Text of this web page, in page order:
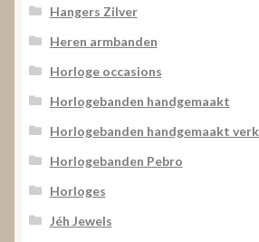
Hangers Zilver
Heren armbanden
Horloge occasions
Horlogebanden handgemaakt
Horlogebanden handgemaakt
Horlogebanden Pebro
Horloges
Jéh Jewels